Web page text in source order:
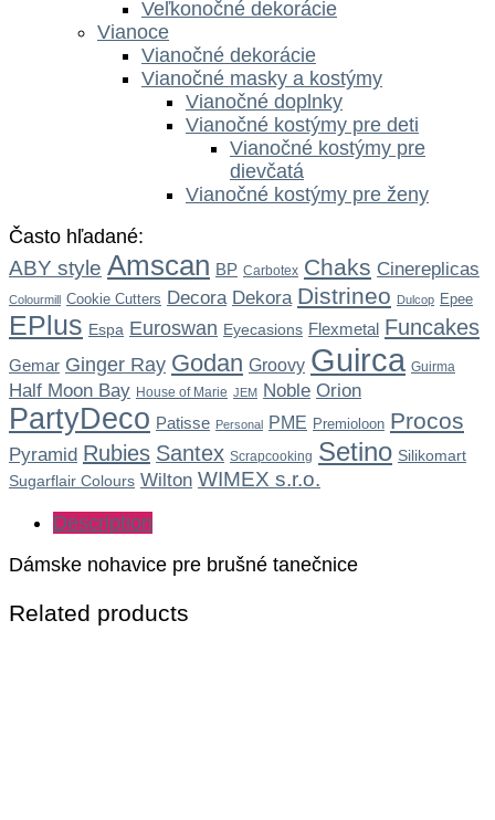
Veľkonočné dekorácie
Vianoce
Vianočné dekorácie
Vianočné masky a kostýmy
Vianočné doplnky
Vianočné kostýmy pre deti
Vianočné kostýmy pre
dievčatá
Vianočné kostýmy pre ženy
Často hľadané:
ABY style Amscan BP Carbotex Chaks Cinereplicas
Colourmill Cookie Cutters Decora Dekora Distrineo Dulcop Epee
EPlus Espa Euroswan Eyecasions Flexmetal Funcakes
Gemar Ginger Ray Godan Groovy Guirca Guirma
Half Moon Bay House of Marie JEM Noble Orion
PartyDeco Patisse Personal PME Premioloon Procos
Pyramid Rubies Santex Scrapcooking Setino Silikomart
Sugarflair Colours Wilton WIMEX s.r.o.
Description
Dámske nohavice pre brušné tanečnice
Related products